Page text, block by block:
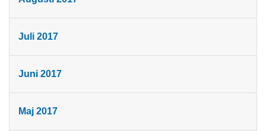
Juli 2017
Juni 2017
Maj 2017